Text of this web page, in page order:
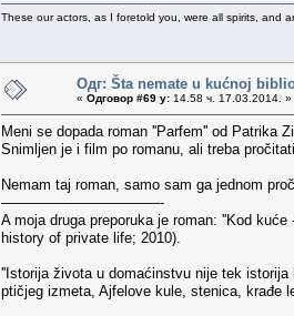
These our actors, as I foretold you, were all spirits, and
Одг: Šta nemate u kućnoj
« Одговор #69 у: 14.58 ч. 17.03.2014. »
Meni se dopada roman ''Parfem'' od Patrika
Snimljen je i film po romanu, ali treba
Nemam taj roman, samo sam ga jednom
———————————-
A moja druga preporuka je roman: ''Kod
history of private life; 2010).
''Istorija života u domaćinstvu nije tek
ptičjeg izmeta, Ajfelove kule, stenica, krađe